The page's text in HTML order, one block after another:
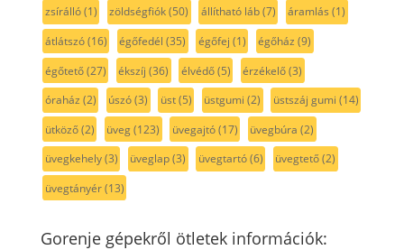
zsírálló(1) zöldségfiók(50) állítható láb(7) áramlás (1)
átlátszó(16) égőfedél (35) égőfej (1) égőház (9)
égőtető(27) ékszíj (36) élvédő(5) érzékelő(3)
óraház (2) úszó(3) üst(5) üstgumi (2) üstszáj gumi (14)
ütköző(2) üveg(123) üvegajtó(17) üvegbúra (2)
üvegkehely(3) üveglap(3) üvegtartó(6) üvegtető(2)
üvegtányér(13)
Gorenje gépekről ötletek információk: